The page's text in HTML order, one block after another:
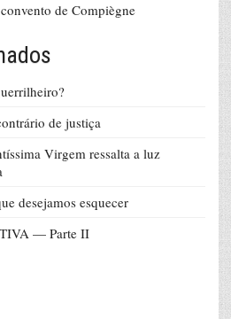
de Compiègne
de justiça
Virgem ressalta a luz
desejamos esquecer
— Parte II